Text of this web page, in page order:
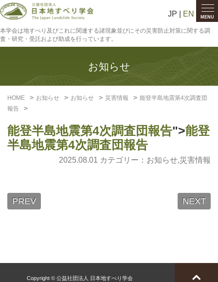
MENU
JP | EN
本学会は地すべり及びこれに関連する諸現象並びにその災害防止対策に関する調
査・研究・受託および助成を行っています。
お知らせ
HOME お知らせ お知らせ 災害情報
能登半島地震第4次調査団
報告
能登半島地震第4次調査団報告">能登
半島地震第4次調査団報告
2025.08.01 カテゴリー： お知らせ,災害情報
PREV NEXT
Copyright © 公益社団法人 日本地すべり学会